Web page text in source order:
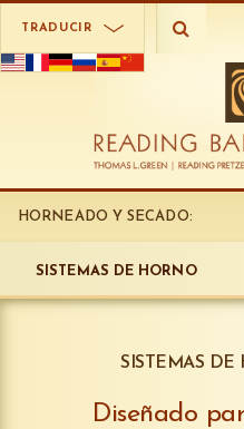
TRADUCIR
HORNEADO Y SECADO:
SISTEMAS DE HORNO
SISTEMAS DE
Diseñado